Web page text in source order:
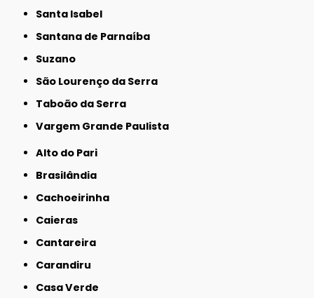
Santa Isabel
Santana de Parnaíba
Suzano
São Lourenço da Serra
Taboão da Serra
Vargem Grande Paulista
Alto do Pari
Brasilândia
Cachoeirinha
Caieras
Cantareira
Carandiru
Casa Verde